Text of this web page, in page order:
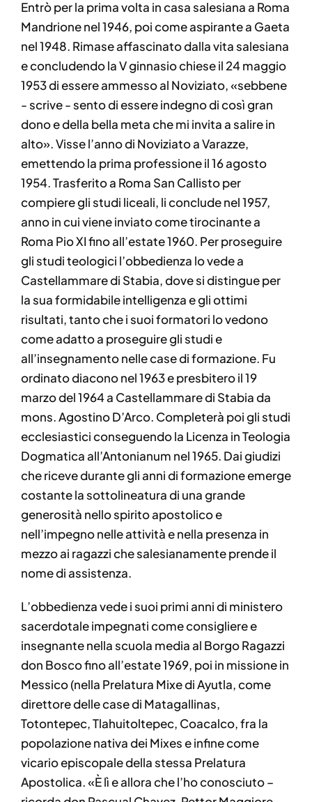
Entrò per la prima volta in casa salesiana a Roma
Mandrione nel 1946, poi come aspirante a Gaeta
nel 1948. Rimase affascinato dalla vita salesiana
e concludendo la V ginnasio chiese il 24 maggio
1953 di essere ammesso al Noviziato, «sebbene
- scrive - sento di essere indegno di così gran
dono e della bella meta che mi invita a salire in
alto». Visse l’anno di Noviziato a Varazze,
emettendo la prima professione il 16 agosto
1954. Trasferito a Roma San Callisto per
compiere gli studi liceali, li conclude nel 1957,
anno in cui viene inviato come tirocinante a
Roma Pio XI fino all’estate 1960. Per proseguire
gli studi teologici l’obbedienza lo vede a
Castellammare di Stabia, dove si distingue per
la sua formidabile intelligenza e gli ottimi
risultati, tanto che i suoi formatori lo vedono
come adatto a proseguire gli studi e
all’insegnamento nelle case di formazione. Fu
ordinato diacono nel 1963 e presbitero il 19
marzo del 1964 a Castellammare di Stabia da
mons. Agostino D’Arco. Completerà poi gli studi
ecclesiastici conseguendo la Licenza in Teologia
Dogmatica all’Antonianum nel 1965. Dai giudizi
che riceve durante gli anni di formazione emerge
costante la sottolineatura di una grande
generosità nello spirito apostolico e
nell’impegno nelle attività e nella presenza in
mezzo ai ragazzi che salesianamente prende il
nome di assistenza.
L’obbedienza vede i suoi primi anni di ministero
sacerdotale impegnati come consigliere e
insegnante nella scuola media al Borgo Ragazzi
don Bosco fino all’estate 1969, poi in missione in
Messico (nella Prelatura Mixe di Ayutla, come
direttore delle case di Matagallinas,
Totontepec, Tlahuitoltepec, Coacalco, fra la
popolazione nativa dei Mixes e infine come
vicario episcopale della stessa Prelatura
Apostolica. «È lì e allora che l’ho conosciuto –